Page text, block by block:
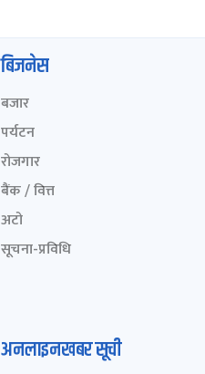
बिजनेस
बजार
पर्यटन
रोजगार
बैंक / वित्त
अटो
सूचना-प्रविधि
अनलाइनखबर सूची